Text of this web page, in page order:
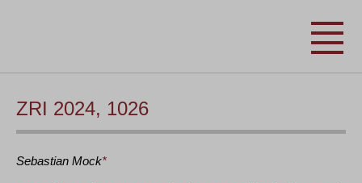
ZRI 2024, 1026
Sebastian Mock*